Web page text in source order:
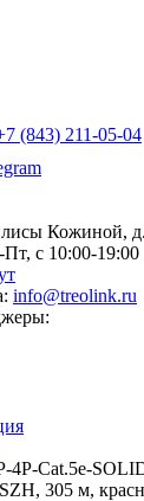
(843) 211-05-04
Кожиной,
с 10:00-19:00
info@treolink.ru
4P-Cat.5e-
305 м,